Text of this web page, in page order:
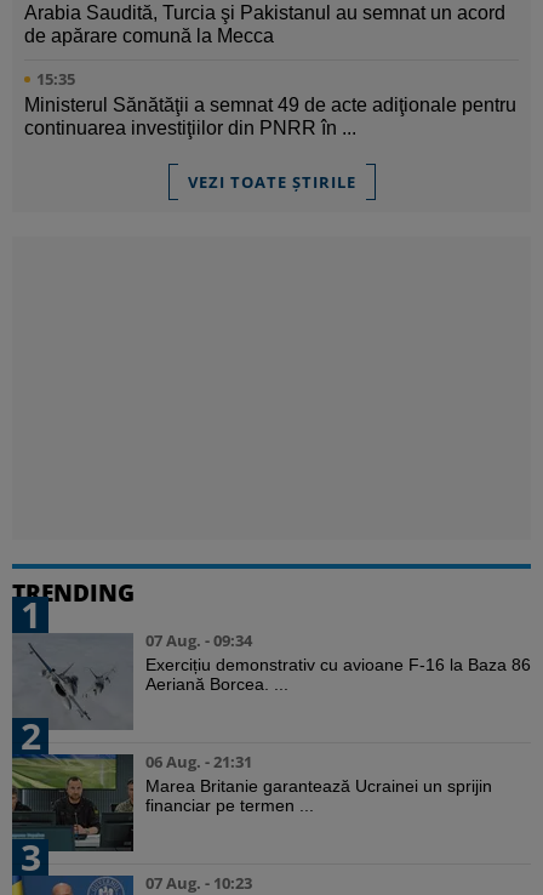
Arabia Saudită, Turcia şi Pakistanul au semnat un acord
de apărare comună la Mecca
15:35
Ministerul Sănătăţii a semnat 49 de acte adiţionale pentru
continuarea investiţiilor din PNRR în ...
VEZI TOATE ȘTIRILE
TRENDING
1
07 Aug. - 09:34
Exercițiu demonstrativ cu avioane F-16 la Baza 86
Aeriană Borcea. ...
2
06 Aug. - 21:31
Marea Britanie garantează Ucrainei un sprijin
financiar pe termen ...
3
07 Aug. - 10:23